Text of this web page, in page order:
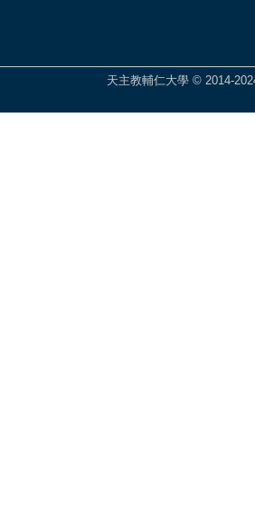
天主教輔仁大學 © 2014-